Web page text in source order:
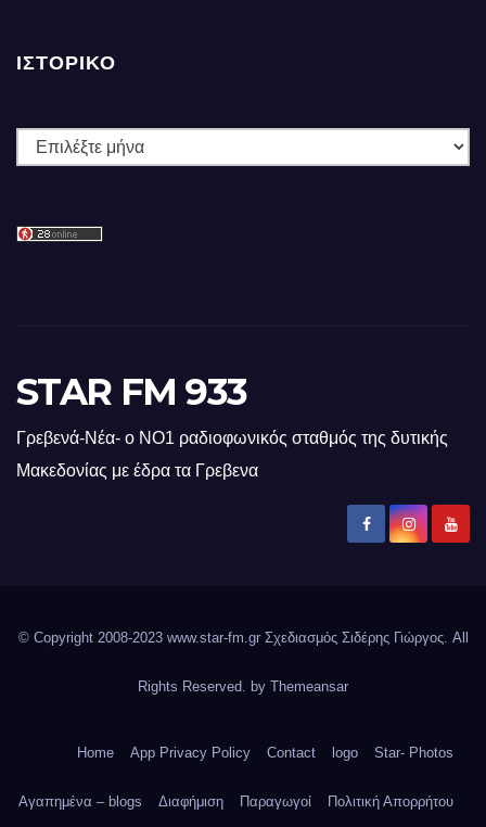
ΙΣΤΟΡΙΚΌ
Ιστορικό
STAR FM 933
Γρεβενά-Νέα- ο ΝΟ1 ραδιοφωνικός σταθμός της δυτικής
Μακεδονίας με έδρα τα Γρεβενα
© Copyright 2008-2023 www.star-fm.gr Σχεδιασμός Σιδέρης Γιώργος. All
Rights Reserved. by Themeansar
Home App Privacy Policy Contact logo Star- Photos
Αγαπημένα – blogs Διαφήμιση Παραγωγοί Πολιτική Απορρήτου